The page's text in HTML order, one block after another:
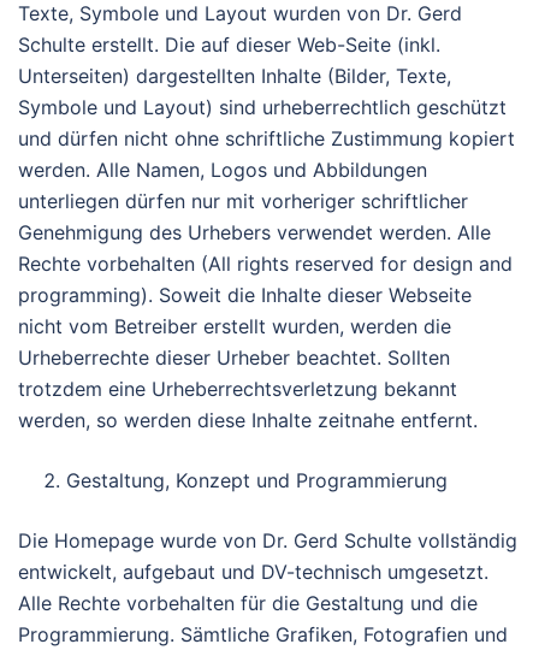
Texte, Symbole und Layout wurden von Dr. Gerd
Schulte erstellt. Die auf dieser Web-Seite (inkl.
Unterseiten) dargestellten Inhalte (Bilder, Texte,
Symbole und Layout) sind urheberrechtlich geschützt
und dürfen nicht ohne schriftliche Zustimmung kopiert
werden. Alle Namen, Logos und Abbildungen
unterliegen dürfen nur mit vorheriger schriftlicher
Genehmigung des Urhebers verwendet werden. Alle
Rechte vorbehalten (All rights reserved for design and
programming). Soweit die Inhalte dieser Webseite
nicht vom Betreiber erstellt wurden, werden die
Urheberrechte dieser Urheber beachtet. Sollten
trotzdem eine Urheberrechtsverletzung bekannt
werden, so werden diese Inhalte zeitnahe entfernt.
Gestaltung, Konzept und Programmierung
Die Homepage wurde von Dr. Gerd Schulte vollständig
entwickelt, aufgebaut und DV-technisch umgesetzt.
Alle Rechte vorbehalten für die Gestaltung und die
Programmierung. Sämtliche Grafiken, Fotografien und